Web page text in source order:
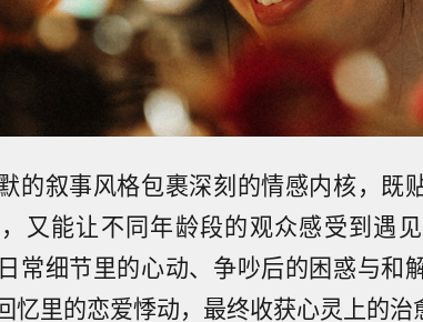
的叙事风格包裹深刻的情感内核，既
又能让不同年龄段的观众感受到遇
常细节里的心动、争吵后的困惑与和
忆里的恋爱悸动，最终收获心灵上的治